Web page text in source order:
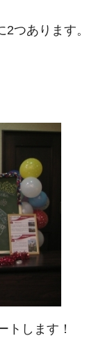
つあります。
トします！